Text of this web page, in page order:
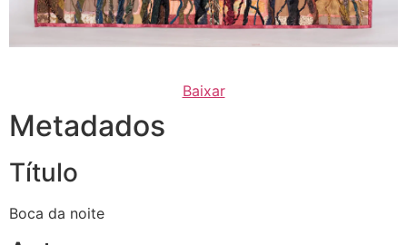
Baixar
Metadados
Título
Boca da noite